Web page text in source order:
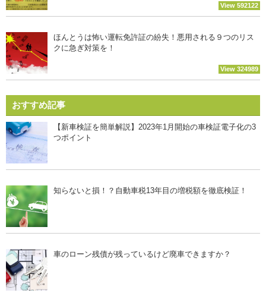
View 592122
ほんとうは怖い運転免許証の紛失！悪用される９つのリス
クに急ぎ対策を！
View 324989
おすすめ記事
【新車検証を簡単解説】2023年1月開始の車検証電子化の3
つポイント
知らないと損！？自動車税13年目の増税額を徹底検証！
車のローン残債が残っているけど廃車できますか？